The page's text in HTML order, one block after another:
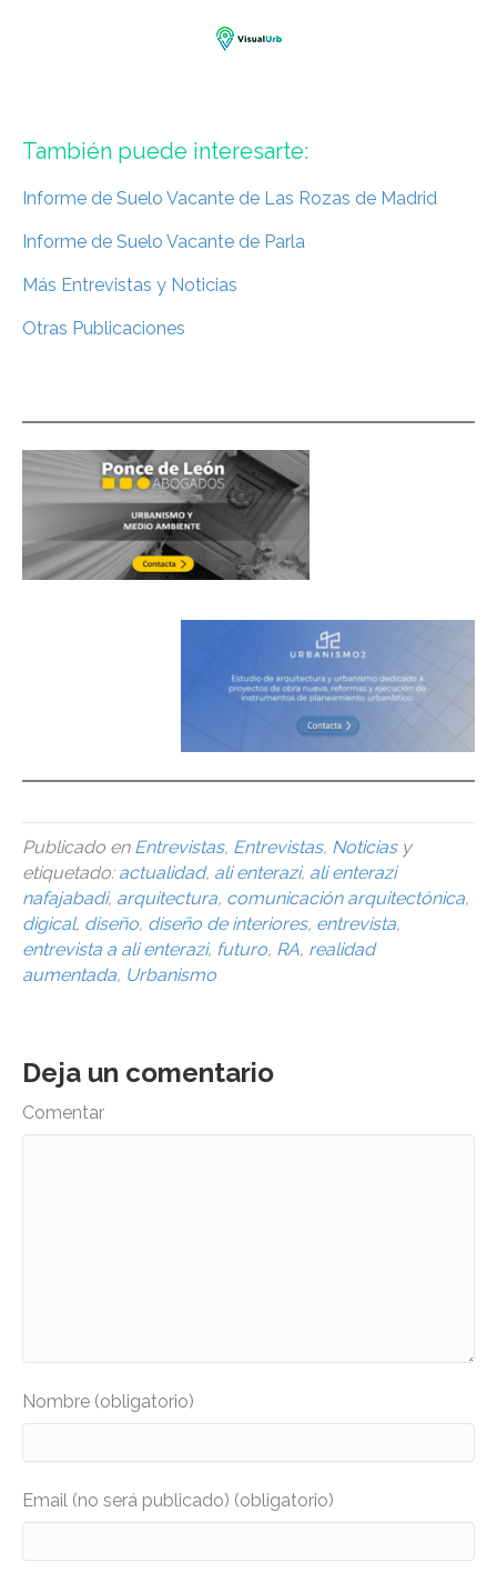
También puede interesarte:
Informe de Suelo Vacante de Las Rozas de Madrid
Informe de Suelo Vacante de Parla
Más Entrevistas y Noticias
Otras Publicaciones
Publicado en Entrevistas, Entrevistas, Noticiasy
etiquetado: actualidad, ali enterazi, ali enterazi
nafajabadi, arquitectura, comunicación arquitectónica,
digical, diseño, diseño de interiores, entrevista,
entrevista a ali enterazi, futuro, RA, realidad
aumentada, Urbanismo
Deja un comentario
Comentar
Nombre (obligatorio)
Email (no será publicado) (obligatorio)